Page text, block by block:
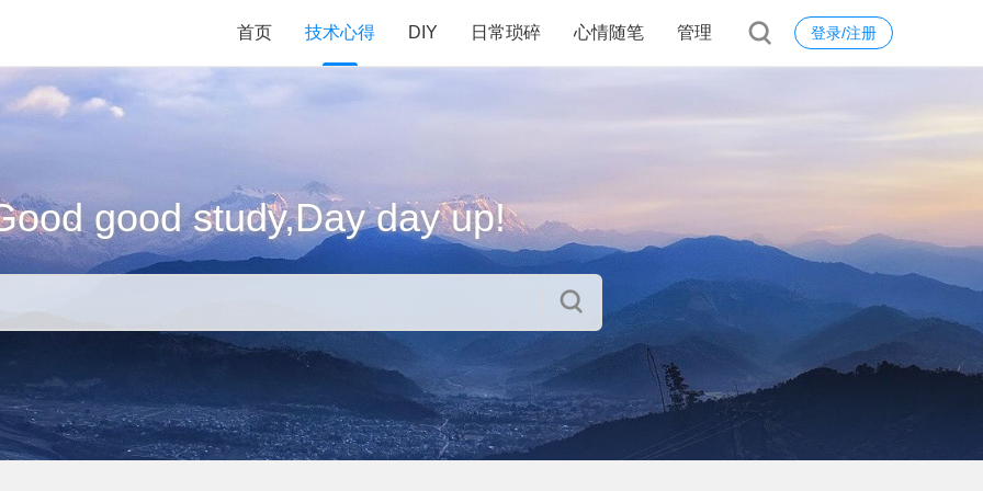
登录/注册
首页 技术心得 DIY 日常琐碎 心情随笔 管理
good study,Day day up!